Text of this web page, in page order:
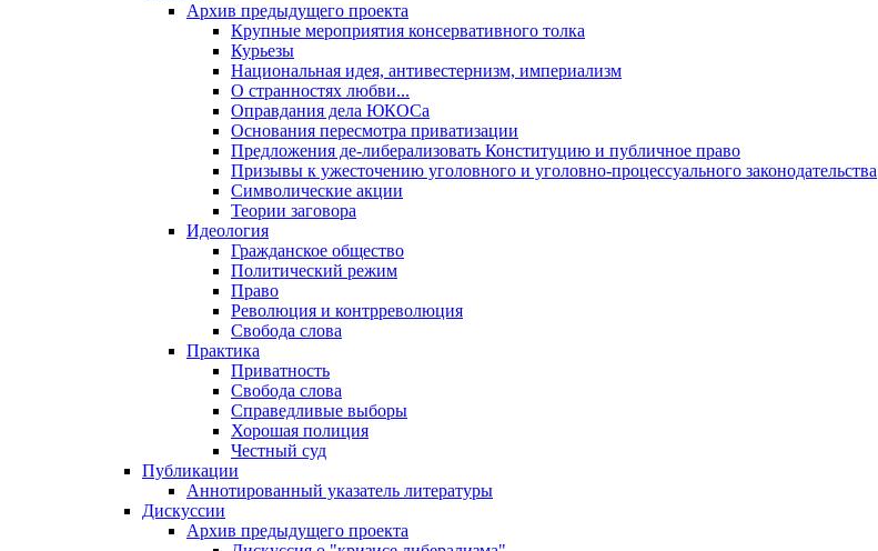
Архив предыдущего проекта
Крупные мероприятия консервативного толка
Курьезы
Национальная идея, антивестернизм, империализм
О странностях любви...
Оправдания дела ЮКОСа
Основания пересмотра приватизации
Предложения де-либерализовать Конституцию и публичное право
Призывы к ужесточению уголовного и уголовно-процессуального законодательства
Символические акции
Теории заговора
Идеология
Гражданское общество
Политический режим
Право
Революция и контрреволюция
Свобода слова
Практика
Приватность
Свобода слова
Справедливые выборы
Хорошая полиция
Честный суд
Публикации
Аннотированный указатель литературы
Дискуссии
Архив предыдущего проекта